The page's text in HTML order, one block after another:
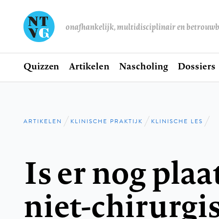
onafhankelijk, multidisciplinair en
Hoofdnavigatie
Home
Quizzen Artikelen Nascholing Dossiers
Kruimelpad
ARTIKELEN KLINISCHE PRAKTIJK KLINISCHE LES
Is er nog
niet-